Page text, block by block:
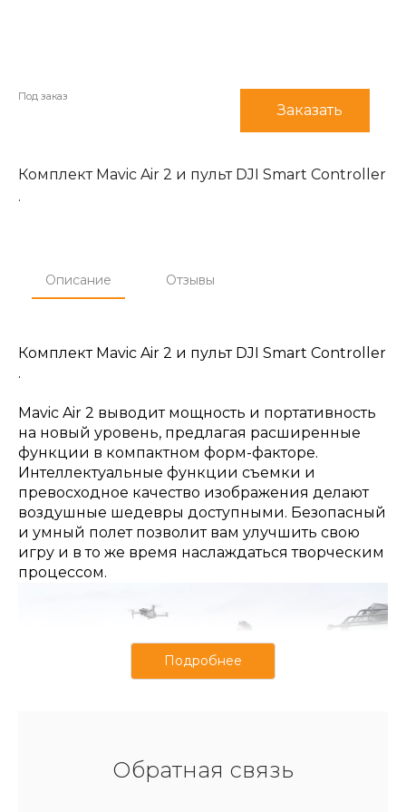
Под заказ
Заказать
Комплект Mavic Air 2 и пульт DJI Smart Controller
.
Описание Отзывы
Комплект Mavic Air 2 и пульт DJI Smart Controller
.
Mavic Air 2 выводит мощность и портативность
на новый уровень, предлагая расширенные
функции в компактном форм-факторе.
Интеллектуальные функции съемки и
превосходное качество изображения делают
воздушные шедевры доступными. Безопасный
и умный полет позволит вам улучшить свою
игру и в то же время наслаждаться творческим
процессом.
Обратная связь